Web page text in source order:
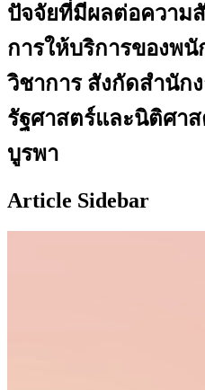
ปัจจัยที่มีผลต่อควา
การให้บริการของพ
วิชาการ สังกัดสำนั
รัฐศาสตร์และนิติศา
บูรพา
Article Sidebar